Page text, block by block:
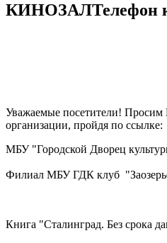
КИНОЗАЛТелефон
Уважаемые посетители! Просим
организации, пройдя по ссылке:
МБУ "Городской Дворец
Филиал МБУ ГДК клуб
Книга "Сталинград. Без срока